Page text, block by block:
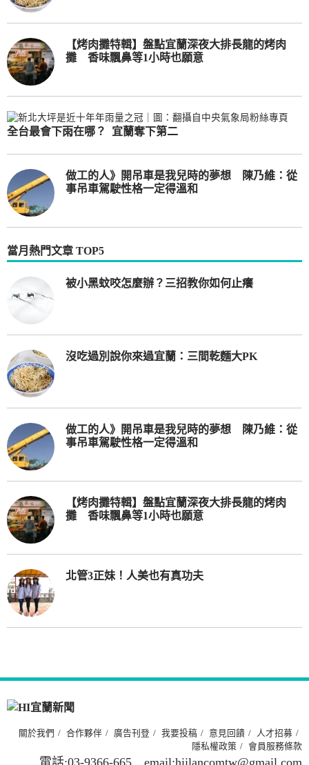
【烤肉攤特輯】盤點宜蘭深夜大排長龍的烤肉
攤 香味飄鼻等1小時也願意
全台最會下雨在哪？ 宜蘭奪下第二
做工的人》開吊車是我兒時的夢想 陳乃維：從
事吊車駕駛性格一定得溫和
當月熱門文章 TOP5
被小黑蚊咬怎麼辦？三招教你如何止癢
沒吃過別說你來過宜蘭：三間乾麵大PK
做工的人》開吊車是我兒時的夢想 陳乃維：從
事吊車駕駛性格一定得溫和
【烤肉攤特輯】盤點宜蘭深夜大排長龍的烤肉
攤 香味飄鼻等1小時也願意
北管3正妹！人美也有真功夫
關於我們 合作夥伴 廣告刊登 我要投稿 意見回饋
人才招募
隱私權政策
會員服務條款